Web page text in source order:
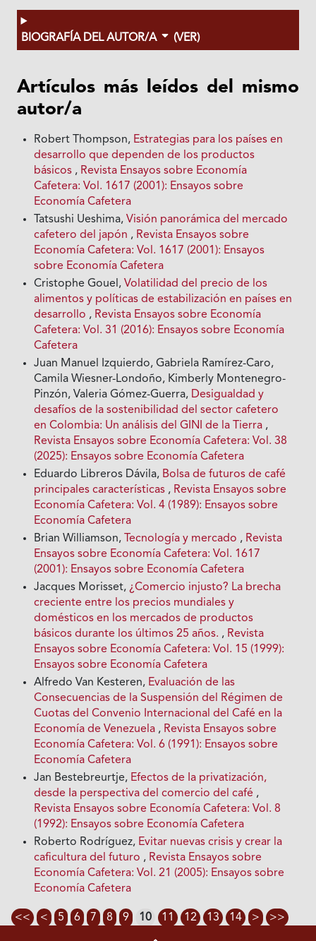
BIOGRAFÍA DEL AUTOR/A (VER)
Artículos más leídos del mismo
autor/a
Robert Thompson, Estrategias para los países en
desarrollo que dependen de los productos
básicos , Revista Ensayos sobre Economía
Cafetera: Vol. 1617 (2001): Ensayos sobre
Economía Cafetera
Tatsushi Ueshima,Visión panorámica del mercado
cafetero del japón , Revista Ensayos sobre
Economía Cafetera: Vol. 1617 (2001): Ensayos
sobre Economía Cafetera
Cristophe Gouel,Volatilidad del precio de los
alimentos y políticas de estabilización en países en
desarrollo , Revista Ensayos sobre Economía
Cafetera: Vol. 31 (2016): Ensayos sobre Economía
Cafetera
Juan Manuel Izquierdo, Gabriela Ramírez-Caro,
Camila Wiesner-Londoño, Kimberly Montenegro-
Pinzón, Valeria Gómez-Guerra, Desigualdad y
desafíos de la sostenibilidad del sector cafetero
en Colombia: Un análisis del GINI de la Tierra ,
Revista Ensayos sobre Economía Cafetera: Vol. 38
(2025): Ensayos sobre Economía Cafetera
Eduardo Libreros Dávila, Bolsa de futuros de café
principales características , Revista Ensayos sobre
Economía Cafetera: Vol. 4 (1989): Ensayos sobre
Economía Cafetera
Brian Williamson,
Tecnología y mercado , Revista
Ensayos sobre Economía Cafetera: Vol. 1617
(2001): Ensayos sobre Economía Cafetera
Jacques Morisset, ¿Comercio injusto? La brecha
creciente entre los precios mundiales y
domésticos en los mercados de productos
básicos durante los últimos 25 años. , Revista
Ensayos sobre Economía Cafetera: Vol. 15 (1999):
Ensayos sobre Economía Cafetera
Alfredo Van Kesteren, Evaluación de las
Consecuencias de la Suspensión del Régimen de
Cuotas del Convenio Internacional del Café en la
Economía de Venezuela , Revista Ensayos sobre
Economía Cafetera: Vol. 6 (1991): Ensayos sobre
Economía Cafetera
Jan Bestebreurtje, Efectos de Ia privatización,
desde Ia perspectiva del comercio del café ,
Revista Ensayos sobre Economía Cafetera: Vol. 8
(1992): Ensayos sobre Economía Cafetera
Roberto Rodríguez, Evitar nuevas crisis y crear la
caficultura del futuro , Revista Ensayos sobre
Economía Cafetera: Vol. 21 (2005): Ensayos sobre
Economía Cafetera
<< < 5 6 7 8 9 10 11 12 13 14 > >>